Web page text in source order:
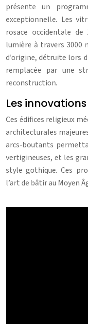
présente un
exceptionnelle. Les
rosace occidentale
lumière à travers 3000
d’origine, détruite lors
remplacée par une
reconstruction.
Les
Ces édifices religieux
architecturales
arcs-boutants
vertigineuses, et les
style gothique. Ces
l’art de bâtir au Moyen